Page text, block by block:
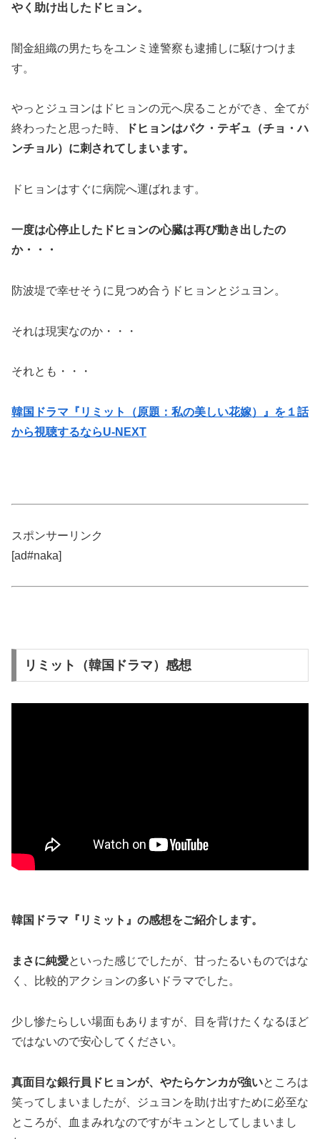
やく助け出したドヒョン。
闇金組織の男たちをユンミ達警察も逮捕しに駆けつけま
す。
やっとジュヨンはドヒョンの元へ戻ることができ、全てが
終わったと思った時、
ドヒョンはパク・テギュ（チョ・ハ
ンチョル） に刺されてしまいます。
ドヒョンはすぐに病院へ運ばれます。
一度は心停止したドヒョンの心臓は再び動き出したの
か・・・
防波堤で幸せそうに見つめ合うドヒョンとジュヨン。
それは現実なのか・・・
それとも・・・
韓国ドラマ『リミット（原題：私の美しい花嫁）』を１話
から視聴するならU-NEXT
スポンサーリンク
[ad#naka]
リミット（韓国ドラマ）感想
韓国ドラマ『リミット』の感想をご紹介します。
まさに純愛といった感じでしたが、甘ったるいものではな
く、比較的アクションの多いドラマでした。
少し惨たらしい場面もありますが、目を背けたくなるほど
ではないので安心してください。
真面目な銀行員ドヒョンが、やたらケンカが強いところは
笑ってしまいましたが、ジュヨンを助け出すために必至な
ところが、血まみれなのですがキュンとしてしまいまし